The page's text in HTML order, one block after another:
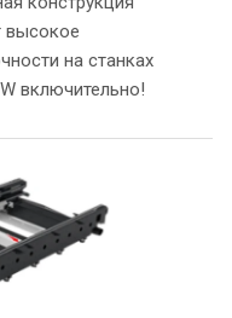
высокое
на станках
включительно!